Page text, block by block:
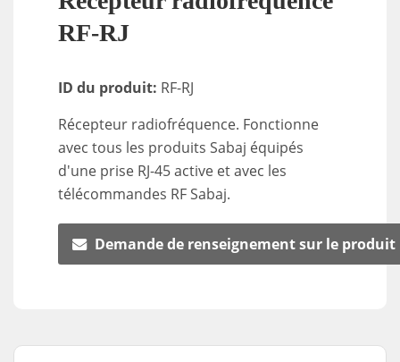
RF-RJ
ID du produit: RF-RJ
Récepteur radiofréquence. Fonctionne
avec tous les produits Sabaj équipés
d'une prise RJ-45 active et avec les
télécommandes RF Sabaj.
Demande de renseignement sur le produit